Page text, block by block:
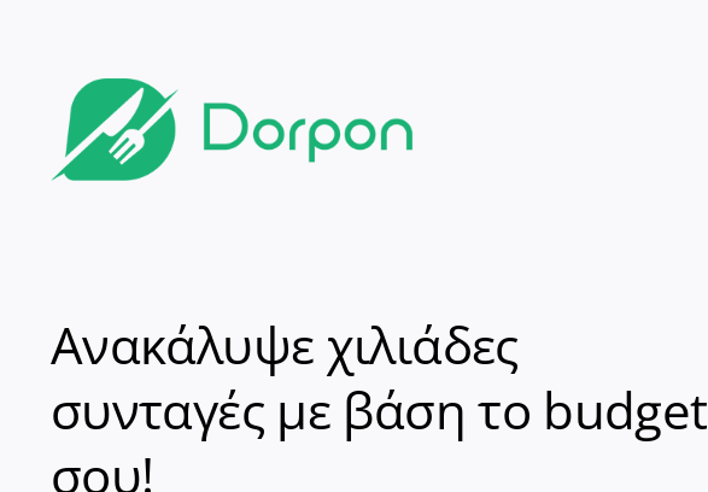
Ανακάλυψε χιλιάδες
συνταγές με βάση το budget
σου!